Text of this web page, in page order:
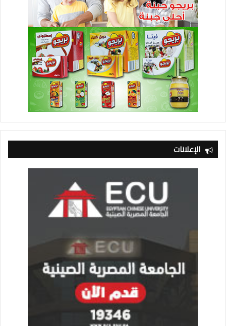
الإعلانات